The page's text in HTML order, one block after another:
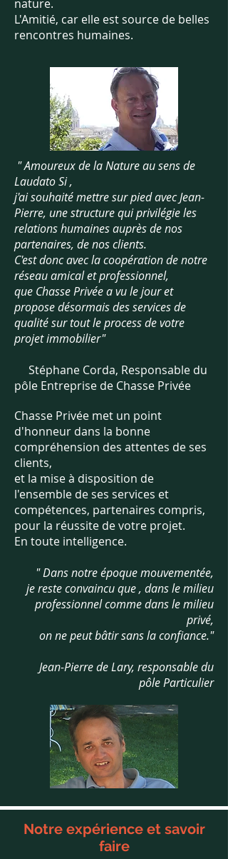
nature.
L'Amitié, car elle est source de belles
rencontres humaines.
" Amoureux de la Nature au sens de
Laudato Si ,
j'ai souhaité mettre sur pied avec Jean-
Pierre, une structure qui privilégie les
relations humaines auprès de nos
partenaires, de nos clients.
C'est donc avec la coopération de notre
réseau amical et professionnel,
que Chasse Privée a vu le jour et
propose désormais des services de
qualité sur tout le process de votre
projet immobilier"
Stéphane Corda, Responsable du
pôle Entreprise de Chasse Privée
Chasse Privée met un point
d'honneur dans la bonne
compréhension des attentes de ses
clients,
et la mise à disposition de
l'ensemble de ses services et
compétences, partenaires compris,
pour la réussite de votre projet.
En toute intelligence.
" Dans notre époque mouvementée,
je reste convaincu que , dans le milieu
professionnel comme dans le milieu
privé,
on ne peut bâtir sans la confiance."
Jean-Pierre de Lary, responsable du
pôle Particulier
Notre expérience et savoir
faire